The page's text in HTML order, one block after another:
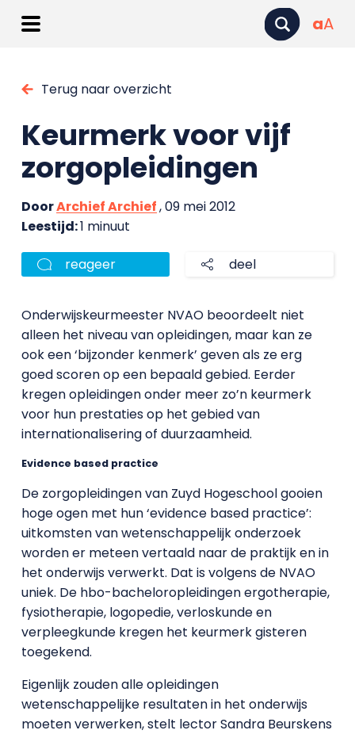
aA
Terug naar overzicht
Keurmerk voor vijf
zorgopleidingen
DoorArchief Archief, 09 mei 2012
Leestijd:1 minuut
reageer deel
Onderwijskeurmeester NVAO beoordeelt niet
alleen het niveau van opleidingen, maar kan ze
ook een ‘bijzonder kenmerk’ geven als ze erg
goed scoren op een bepaald gebied. Eerder
kregen opleidingen onder meer zo’n keurmerk
voor hun prestaties op het gebied van
internationalisering of duurzaamheid.
Evidence based practice
De zorgopleidingen van Zuyd Hogeschool gooien
hoge ogen met hun ‘evidence based practice’:
uitkomsten van wetenschappelijk onderzoek
worden er meteen vertaald naar de praktijk en in
het onderwijs verwerkt. Dat is volgens de NVAO
uniek. De hbo-bacheloropleidingen ergotherapie,
fysiotherapie, logopedie, verloskunde en
verpleegkunde kregen het keurmerk gisteren
toegekend.
Eigenlijk zouden alle opleidingen
wetenschappelijke resultaten in het onderwijs
moeten verwerken, stelt lector Sandra Beurskens